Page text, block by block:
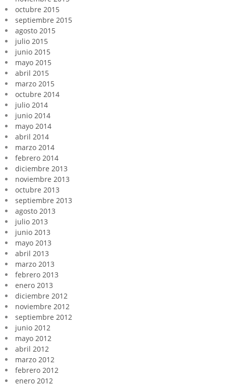
octubre 2015
septiembre 2015
agosto 2015
julio 2015
junio 2015
mayo 2015
abril 2015
marzo 2015
octubre 2014
julio 2014
junio 2014
mayo 2014
abril 2014
marzo 2014
febrero 2014
diciembre 2013
noviembre 2013
octubre 2013
septiembre 2013
agosto 2013
julio 2013
junio 2013
mayo 2013
abril 2013
marzo 2013
febrero 2013
enero 2013
diciembre 2012
noviembre 2012
septiembre 2012
junio 2012
mayo 2012
abril 2012
marzo 2012
febrero 2012
enero 2012